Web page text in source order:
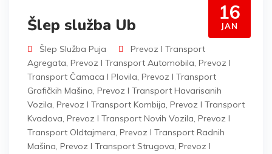
16
JAN
Šlep služba Ub
Šlep Služba Puja
Prevoz I Transport
Agregata, Prevoz I Transport Automobila, Prevoz I
Transport Čamaca I Plovila, Prevoz I Transport
Grafičkih Mašina, Prevoz I Transport Havarisanih
Vozila, Prevoz I Transport Kombija, Prevoz I Transport
Kvadova, Prevoz I Transport Novih Vozila, Prevoz I
Transport Oldtajmera, Prevoz I Transport Radnih
Mašina, Prevoz I Transport Strugova, Prevoz I